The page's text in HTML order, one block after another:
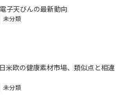
電子天びんの最新動向
未分類
米欧の健康素材市場、類似点と相違
未分類